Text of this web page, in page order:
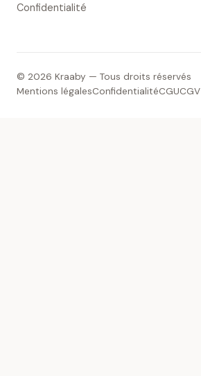
Confidentialité
© 2026 Kraaby — Tous droits réservés
Mentions légalesConfidentialitéCGUCGV